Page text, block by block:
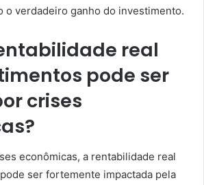
o verdadeiro ganho do investimento.
real
pode ser
crises
econômicas, a rentabilidade real
ser fortemente impactada pela